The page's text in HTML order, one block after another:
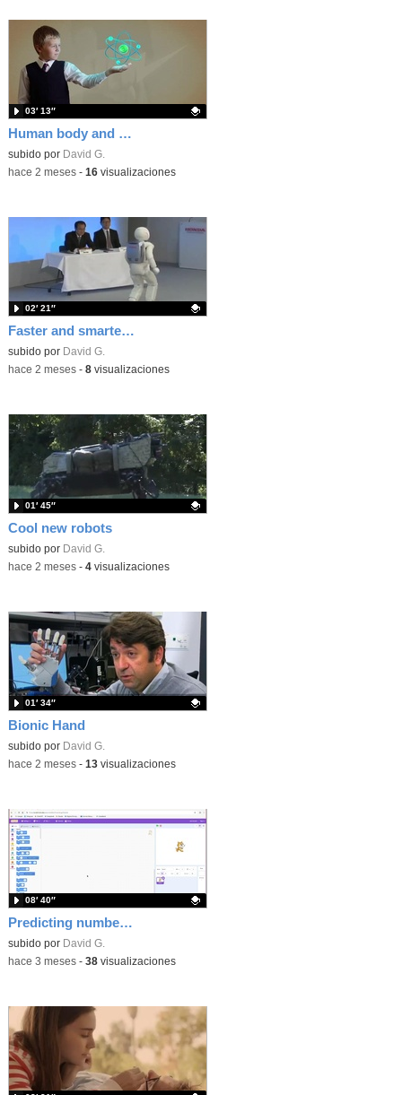
Human body and electricty
Contenido educativo.
subido por David G.
03′ 13″
-hace 2 meses- 16visualizaciones
Faster and smarter robots
Contenido educativo.
subido por David G.
02′ 21″
-hace 2 meses- 8visualizaciones
Cool new robots
Contenido educativo.
subido por David G.
01′ 45″
-hace 2 meses- 4visualizaciones
Bionic Hand
Contenido educativo.
subido por David G.
01′ 34″
-hace 2 meses- 13visualizaciones
Predicting numbers with Machine Learning for Kids
Contenido educativo.
subido por David G.
08′ 40″
-hace 3 meses- 38visualizaciones